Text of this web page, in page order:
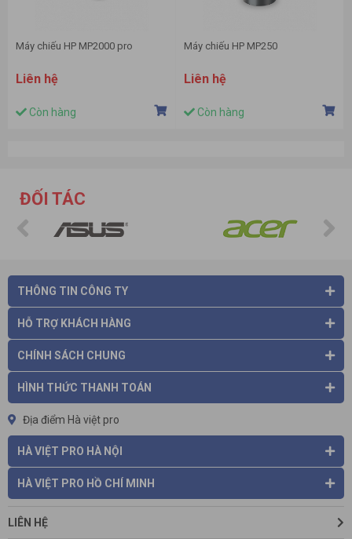
Máy chiếu HP MP2000 pro
Liên hệ
Còn hàng
Máy chiếu HP MP250
Liên hệ
Còn hàng
ĐỐI TÁC
THÔNG TIN CÔNG TY
HỖ TRỢ KHÁCH HÀNG
CHÍNH SÁCH CHUNG
HÌNH THỨC THANH TOÁN
Địa điểm Hà việt pro
HÀ VIỆT PRO HÀ NỘI
HÀ VIỆT PRO HỒ CHÍ MINH
LIÊN HỆ